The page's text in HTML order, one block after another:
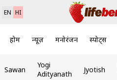
EN HI
होम न्यूज़ मनोरंजन स्पोर्ट्स
Sawan
Yogi
Adityanath
Jyotish